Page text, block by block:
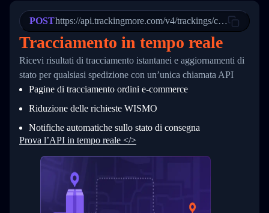
24
26
27
28
30
31
32
33
34
          },
          {
            "Date": "2017-03-06 15:28:00",
"StatusDescription": "Shipment
"Details": "BEIJING-
          }
        ]
      }
    ]
  }
}
POSThttps://api.trackingmore.com/v4/trackings/create
Tracciamento in tempo reale
Ricevi risultati di tracciamento istantanei e aggiornamenti di
stato per qualsiasi spedizione con un’unica chiamata API
Pagine di tracciamento ordini e‑commerce
Riduzione delle richieste WISMO
Notifiche automatiche sullo stato di consegna
Prova l’API in tempo reale </>